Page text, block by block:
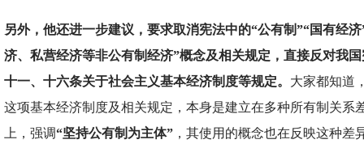
另外，他还进一步建议，要求取消宪法中的“公有制”“国有经
济、私营经济等非公有制经济”概念及相关规定，直接反对我
十一、十六条关于社会主义基本经济制度等规定。 大家都知道
这项基本经济制度及相关规定，本身是建立在多种所有制关系
上，强调“坚持公有制为主体” ，其使用的概念也在反映这种差